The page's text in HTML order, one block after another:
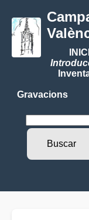
Gravacions